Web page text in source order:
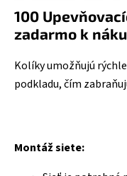
100
zadarmo k
Kolíky umožňujú
podkladu, čím
Montáž siete: